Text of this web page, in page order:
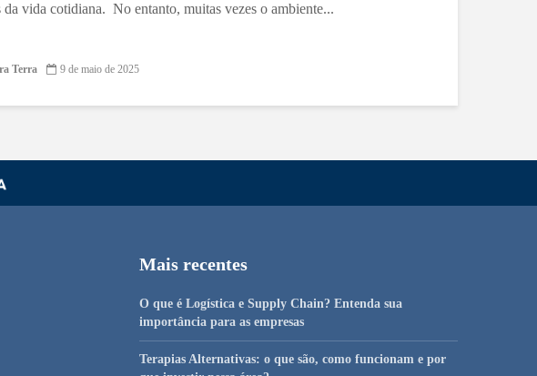
da vida cotidiana. No entanto, muitas vezes o ambiente...
Terra 9 de maio de 2025
Mais recentes
O que é Logística e Supply Chain? Entenda sua
importância para as empresas
Terapias Alternativas: o que são, como funcionam e por